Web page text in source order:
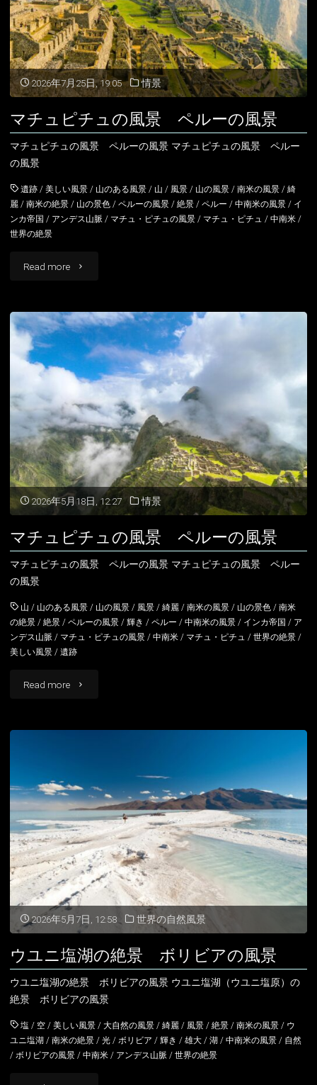
2026年7月25日, 19:05 情景
マチュピチュの風景 ペルーの風景
マチュピチュの風景 ペルーの風景 マチュピチュの風景 ペルー
の風景
遺跡 /美しい風景 / 山のある風景 / 山 / 風景 / 山の風景 /南米の風景 /綺
麗 /南米の絶景 / 山の景色 /ペルーの風景 /絶景 /ペルー /中南米の風景 / イ
ンカ帝国 / アンデス山脈 / マチュ・ピチュの風景 / マチュ・ピチュ /中南米 /
世界の絶景
Read more "マ
ュ
チ
ュ
の
風
景
ル
の
風
2026年5月18日, 12:27 情景
マチュピチュの風景 ペルーの風景
マチュピチュの風景 ペルーの風景 マチュピチュの風景 ペルー
の風景
山 / 山のある風景 / 山の風景 / 風景 /綺麗 /南米の風景 / 山の景色 /南米
の絶景 /絶景 /ペルーの風景 /輝き /ペルー /中南米の風景 / インカ帝国 / ア
ンデス山脈 / マチュ・ピチュの風景 /中南米 / マチュ・ピチュ /世界の絶景 /
美しい風景 /遺跡
Read more "マ
チ
ュ
の
風
景
ル
ー
の
風
2026年5月7日, 12:58 世界の自然風景
ウユニ塩湖の絶景 ボリビアの風景
ウユニ塩湖の絶景 ボリビアの風景 ウユニ塩湖（ウユニ塩原）の
絶景 ボリビアの風景
塩 / 空 /美しい風景 /大自然の風景 /綺麗 / 風景 /絶景 /南米の風景 / ウ
ユニ塩湖 /南米の絶景 /光 /ボリビア /輝き /雄大 /湖 /中南米の風景 / 自然
/ボリビアの風景 /中南米 / アンデス山脈 /世界の絶景